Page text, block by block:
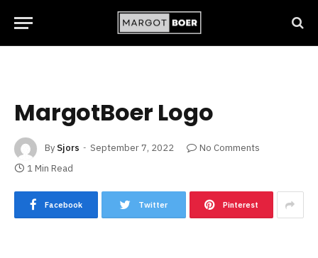
MargotBoer Logo
By Sjors September 7, 2022
No Comments
1 Min Read
Facebook Twitter Pinterest